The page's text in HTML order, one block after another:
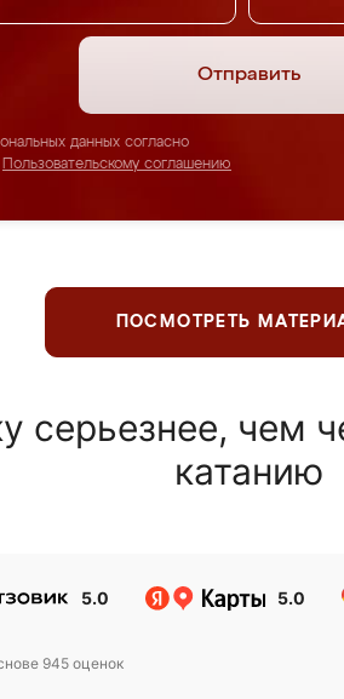
Отправить
данных согласно
Пользовательскому соглашению
ПОСМОТРЕТЬ
серьезнее, чем
катанию
5.0 5.0
945 оценок